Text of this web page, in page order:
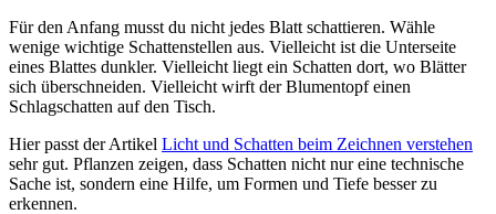
Für den Anfang musst du nicht jedes Blatt schattieren. Wähle
wenige wichtige Schattenstellen aus. Vielleicht ist die Unterseite
eines Blattes dunkler. Vielleicht liegt ein Schatten dort, wo Blätter
sich überschneiden. Vielleicht wirft der Blumentopf einen
Schlagschatten auf den Tisch.
Hier passt der Artikel Licht und Schatten beim Zeichnen verstehen
sehr gut. Pflanzen zeigen, dass Schatten nicht nur eine technische
Sache ist, sondern eine Hilfe, um Formen und Tiefe besser zu
erkennen.